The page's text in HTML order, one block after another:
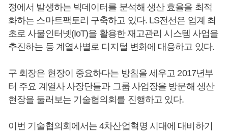
정에서 발생하는 빅데이터를 분석해 생산 효율을 최적
화하는 스마트팩토리 구축하고 있다. LS전선은 업계 최
초로 사물인터넷(IoT)을 활용한 재고관리 시스템 사업을
추진하는 등 계열사별로 디지털 변화에 대응하고 있다.
구 회장은 현장이 중요하다는 방침을 세우고 2017년부
터 주요 계열사 사장단들과 그룹 사업장을 방문해 생산
현장을 둘러보는 기술협의회를 진행하고 있다.
이번 기술협의회에서는 4차산업혁명 시대에 대비하기